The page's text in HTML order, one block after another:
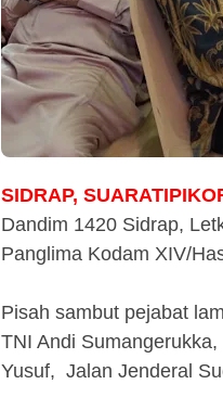
SIDRAP,
Dandim 1420 Sidrap,
Panglima Kodam XIV/
Pisah sambut pejabat
TNI Andi
Yusuf, Jalan Jenderal